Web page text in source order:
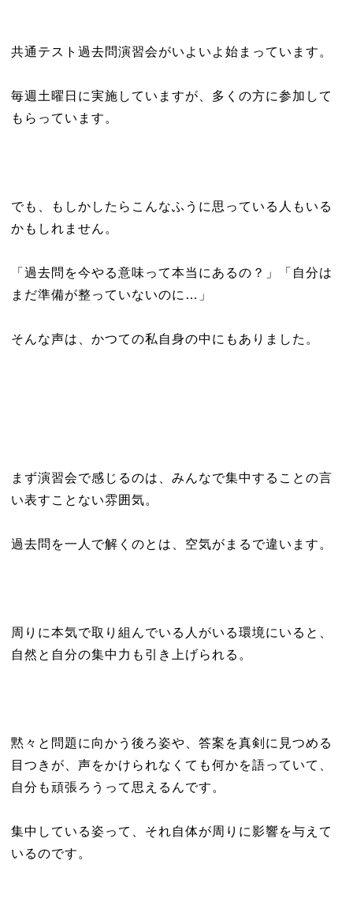
共通テスト過去問演習会がいよいよ始まっています。
毎週土曜日に実施していますが、多くの方に参加して
もらっています。
でも、もしかしたらこんなふうに思っている人もいる
かもしれません。
「過去問を今やる意味って本当にあるの？」「自分は
まだ準備が整っていないのに…」
そんな声は、かつての私自身の中にもありました。
まず演習会で感じるのは、みんなで集中することの言
い表すことない雰囲気。
過去問を一人で解くのとは、空気がまるで違います。
周りに本気で取り組んでいる人がいる環境にいると、
自然と自分の集中力も引き上げられる。
黙々と問題に向かう後ろ姿や、答案を真剣に見つめる
目つきが、声をかけられなくても何かを語っていて、
自分も頑張ろうって思えるんです。
集中している姿って、それ自体が周りに影響を与えて
いるのです。